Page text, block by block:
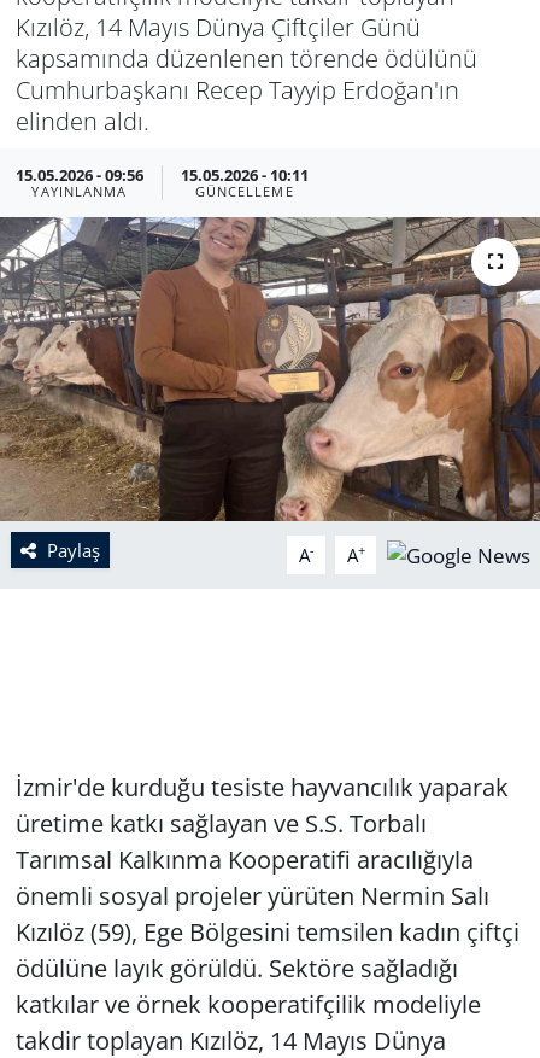
Kızılöz, 14 Mayıs Dünya Çiftçiler Günü
kapsamında düzenlenen törende ödülünü
Cumhurbaşkanı Recep Tayyip Erdoğan'ın
elinden aldı.
15.05.2026 - 09:56
YAYINLANMA
15.05.2026 - 10:11
GÜNCELLEME
Paylaş A- A+
İzmir'de kurduğu tesiste hayvancılık yaparak
üretime katkı sağlayan ve S.S. Torbalı
Tarımsal Kalkınma Kooperatifi aracılığıyla
önemli sosyal projeler yürüten Nermin Salı
Kızılöz (59), Ege Bölgesini temsilen kadın çiftçi
ödülüne layık görüldü. Sektöre sağladığı
katkılar ve örnek kooperatifçilik modeliyle
takdir toplayan Kızılöz, 14 Mayıs Dünya